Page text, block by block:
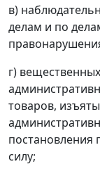
в)
делам и по
г)
товаров,
постановления
силу;